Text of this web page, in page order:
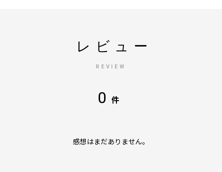
レビュー
REVIEW
0 件
感想はまだありません。